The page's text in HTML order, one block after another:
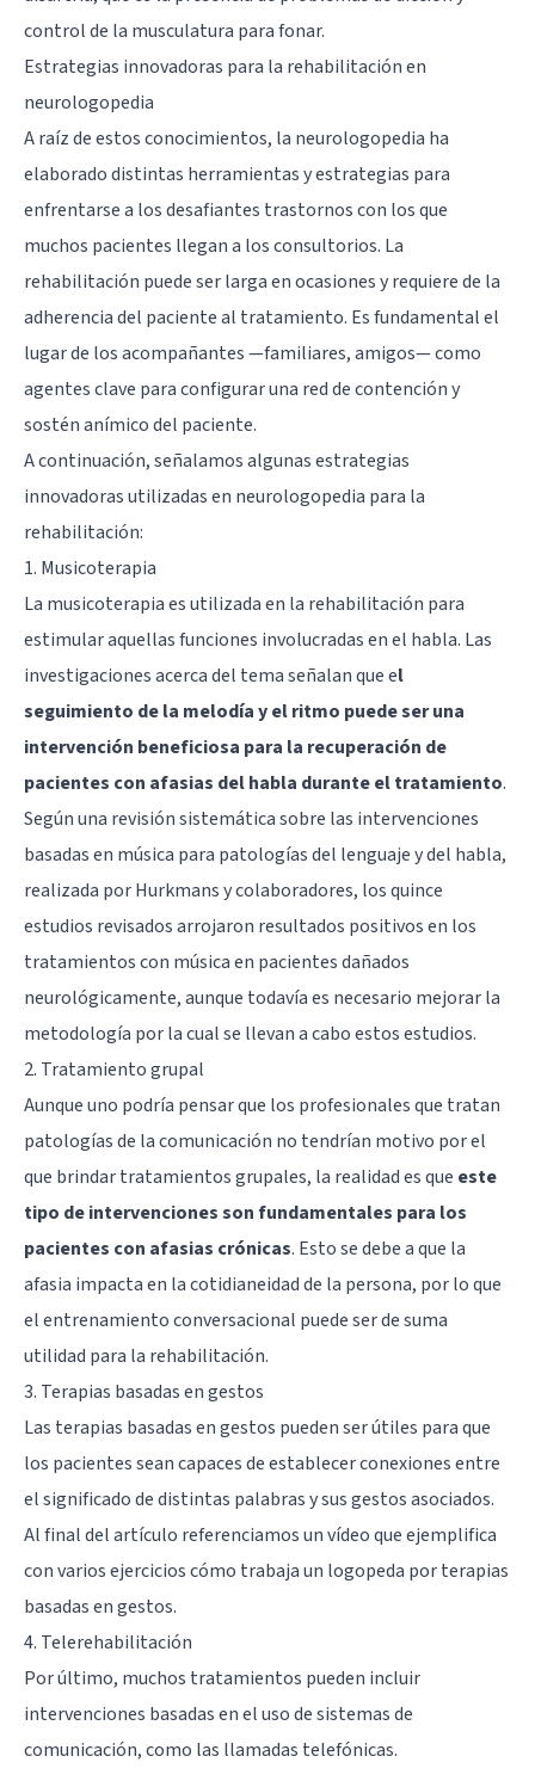
control de la musculatura para fonar.
Estrategias innovadoras para la rehabilitación en
neurologopedia
A raíz de estos conocimientos, la neurologopedia ha
elaborado distintas herramientas y estrategias para
enfrentarse a los desafiantes trastornos con los que
muchos pacientes llegan a los consultorios. La
rehabilitación puede ser larga en ocasiones y requiere de la
adherencia del paciente al tratamiento. Es fundamental el
lugar de los acompañantes —familiares, amigos— como
agentes clave para configurar una red de contención y
sostén anímico del paciente.
A continuación, señalamos algunas estrategias
innovadoras utilizadas en neurologopedia para la
rehabilitación:
1. Musicoterapia
La musicoterapia es utilizada en la rehabilitación para
estimular aquellas funciones involucradas en el habla. Las
investigaciones acerca del tema señalan que el
seguimiento de la melodía y el ritmo puede ser una
intervención beneficiosa para la recuperación de
pacientes con afasias del habla durante el tratamiento.
Según una revisión sistemática sobre las intervenciones
basadas en música para patologías del lenguaje y del habla,
realizada por Hurkmans y colaboradores, los quince
estudios revisados arrojaron resultados positivos en los
tratamientos con música en pacientes dañados
neurológicamente, aunque todavía es necesario mejorar la
metodología por la cual se llevan a cabo estos estudios.
2. Tratamiento grupal
Aunque uno podría pensar que los profesionales que tratan
patologías de la comunicación no tendrían motivo por el
que brindar tratamientos grupales, la realidad es que este
tipo de intervenciones son fundamentales para los
pacientes con afasias crónicas. Esto se debe a que la
afasia impacta en la cotidianeidad de la persona, por lo que
el entrenamiento conversacional puede ser de suma
utilidad para la rehabilitación.
3. Terapias basadas en gestos
Las terapias basadas en gestos pueden ser útiles para que
los pacientes sean capaces de establecer conexiones entre
el significado de distintas palabras y sus gestos asociados.
Al final del artículo referenciamos un vídeo que ejemplifica
con varios ejercicios cómo trabaja un logopeda por terapias
basadas en gestos.
4. Telerehabilitación
Por último, muchos tratamientos pueden incluir
intervenciones basadas en el uso de sistemas de
comunicación, como las llamadas telefónicas.